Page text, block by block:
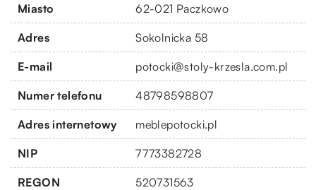
Miasto 62-021 Paczkowo
Adres Sokolnicka 58
E-mail potocki@stoly-krzesla.com.pl
Numer telefonu 48798598807
Adres internetowy meblepotocki.pl
NIP 7773382728
REGON 520731563